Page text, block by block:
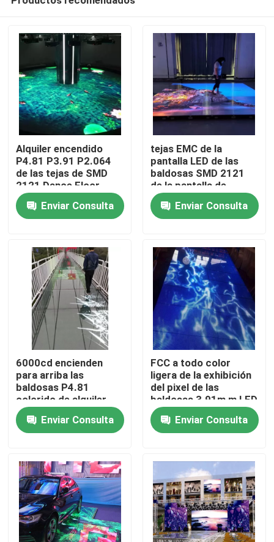
Hogar
Productos
Sobre nosotros
Tour por la fábrica
Control de calidad
Contáctenos
Noticias
Casos
Exhibición llevada de alquiler
Pantalla creativa de la pantalla LED
Alquiler encendido
P4.81 P3.91 P2.064
de las tejas de SMD
2121 Dance Floor
Enviar Consulta
tejas EMC de la
pantalla LED de las
baldosas SMD 2121
de la pantalla de
4.81m m LED
Enviar Consulta
6000cd encienden
para arriba las
baldosas P4.81
colorido de alquiler
P3.91 ROHS de la
pantalla del LED
Enviar Consulta
FCC a todo color
ligera de la exhibición
del pixel de las
baldosas 3.91m m LED
de la pantalla del LED
Enviar Consulta